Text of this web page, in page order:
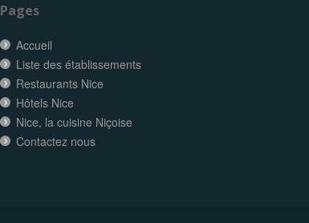
Pages
Accueil
Liste des établissements
Restaurants Nice
Hôtels Nice
Nice, la cuisine Niçoise
Contactez nous